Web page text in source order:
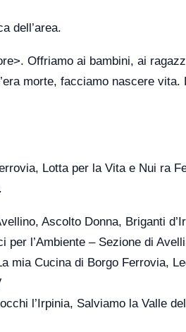
dell’area.
Offriamo ai bambini, ai
morte, facciamo nascere vita.
Lotta per la Vita e Nui ra
Ascolto Donna, Briganti
per l’Ambiente – Sezione di
mia Cucina di Borgo Ferrovia,
l’Irpinia, Salviamo la Valle